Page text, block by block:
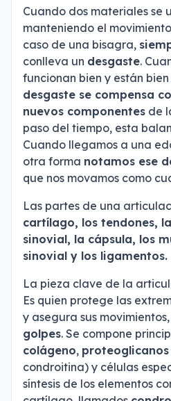
Cuando dos materiales se
manteniendo el
caso de una bisagra,
conlleva un desgaste.
funcionan bien y están
desgaste se compensa
nuevos componentes de
paso del tiempo, esta
Cuando llegamos a una
otra forma notamos ese
que nos movamos como
Las partes de una
cartílago, los tendones,
sinovial, la cápsula, los
sinovial y los ligamentos.
La pieza clave de la
Es quien protege las
y asegura sus movimientos,
golpes. Se compone
colágeno, proteoglicanos
condroitina) y células
síntesis de los elementos